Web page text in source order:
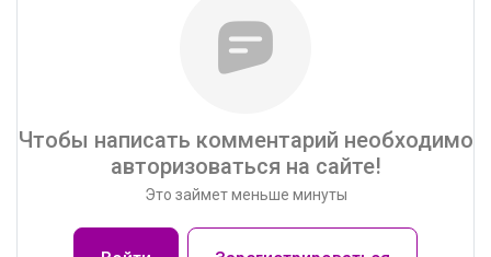
Чтобы написать комментарий необходимо
авторизоваться на сайте!
Это займет меньше минуты